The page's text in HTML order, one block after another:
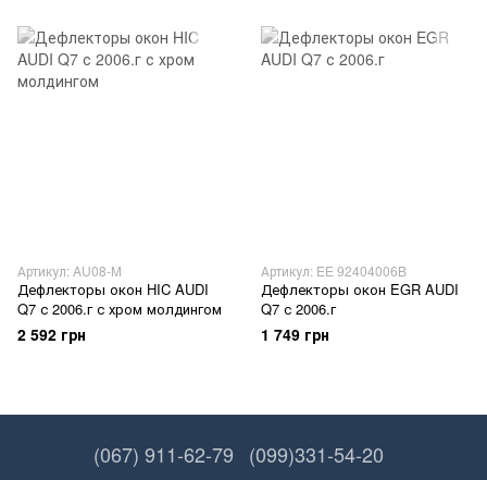
Артикул: AU08-М
Дефлекторы окон HIC AUDI
Q7 с 2006.г с хром молдингом
2 592 грн
Артикул: EE 92404006B
Дефлекторы окон EGR AUDI
Q7 с 2006.г
1 749 грн
(067) 911-62-79 (099)331-54-20